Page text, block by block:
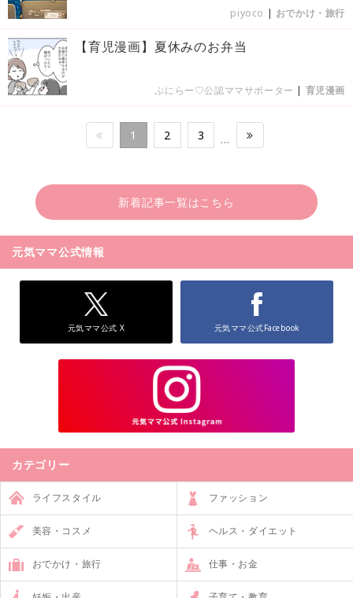
piyoco | おでかけ・旅行
【育児漫画】夏休みのお弁当
ぷにらー♡公認ママサポーター | 育児漫画
1 2 3 …
新着記事一覧はこちら
元気ママ公式情報
元気ママ公式 X 元気ママ公式Facebook
カテゴリー
ライフスタイル ファッション
美容・コスメ ヘルス・ダイエット
おでかけ・旅行 仕事・お金